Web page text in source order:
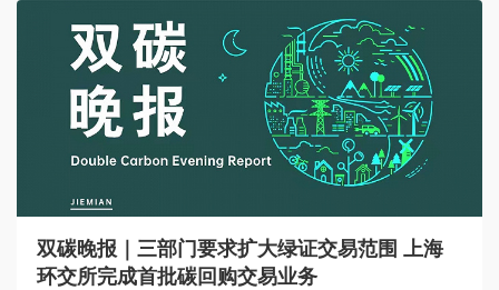
双碳晚报｜三部门要求扩大绿证交易范围 上海
环交所完成首批碳回购交易业务